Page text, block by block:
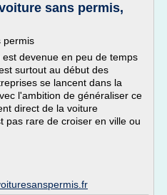
sans permis,
permis
devenue en peu de temps
surtout au début des
se lancent dans la
l'ambition de généraliser ce
direct de la voiture
pas rare de croiser en ville ou